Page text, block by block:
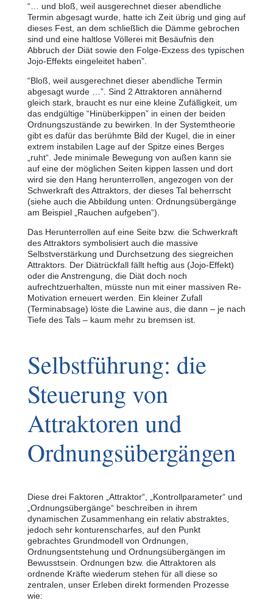
“… und bloß, weil ausgerechnet dieser abendliche
Termin abgesagt wurde, hatte ich Zeit übrig und ging auf
dieses Fest, an dem schließlich die Dämme gebrochen
sind und eine haltlose Völlerei mit Besäufnis den
Abbruch der Diät sowie den Folge-Exzess des typischen
Jojo-Effekts eingeleitet haben”.
“Bloß, weil ausgerechnet dieser abendliche Termin
abgesagt wurde …”. Sind 2 Attraktoren annähernd
gleich stark, braucht es nur eine kleine Zufälligkeit, um
das endgültige “Hinüberkippen” in einen der beiden
Ordnungszustände zu bewirken. In der Systemtheorie
gibt es dafür das berühmte Bild der Kugel, die in einer
extrem instabilen Lage auf der Spitze eines Berges
„ruht“. Jede minimale Bewegung von außen kann sie
auf eine der möglichen Seiten kippen lassen und dort
wird sie den Hang herunterrollen, angezogen von der
Schwerkraft des Attraktors, der dieses Tal beherrscht
(siehe auch die Abbildung unten: Ordnungsübergänge
am Beispiel „Rauchen aufgeben“).
Das Herunterrollen auf eine Seite bzw. die Schwerkraft
des Attraktors symbolisiert auch die massive
Selbstverstärkung und Durchsetzung des siegreichen
Attraktors. Der Diätrückfall fällt heftig aus (Jojo-Effekt)
oder die Anstrengung, die Diät doch noch
aufrechtzuerhalten, müsste nun mit einer massiven Re-
Motivation erneuert werden. Ein kleiner Zufall
(Terminabsage) löste die Lawine aus, die dann ‒ je nach
Tiefe des Tals ‒ kaum mehr zu bremsen ist.
Selbstführung: die
Steuerung von
Attraktoren und
Ordnungsübergängen
Diese drei Faktoren „Attraktor“, „Kontrollparameter“ und
„Ordnungsübergänge“ beschreiben in ihrem
dynamischen Zusammenhang ein relativ abstraktes,
jedoch sehr konturenscharfes, auf den Punkt
gebrachtes Grundmodell von Ordnungen,
Ordnungsentstehung und Ordnungsübergängen im
Bewusstsein. Ordnungen bzw. die Attraktoren als
ordnende Kräfte wiederum stehen für all diese so
zentralen, unser Erleben direkt formenden Prozesse
wie: